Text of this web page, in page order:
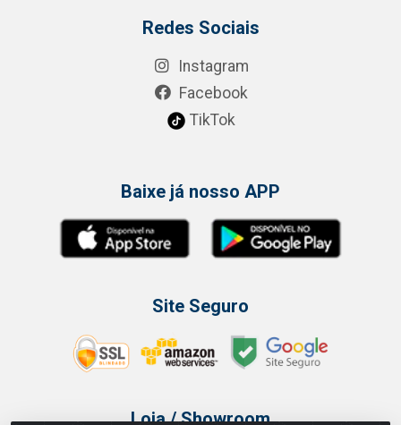
Redes Sociais
Instagram
Facebook
TikTok
Baixe já nosso APP
Site Seguro
Loja / Showroom